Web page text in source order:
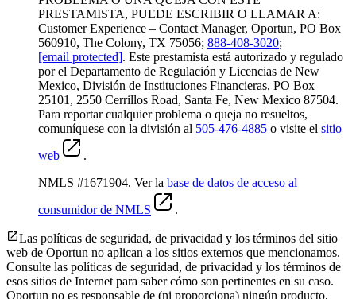
PRESTAMISTA, PUEDE ESCRIBIR O LLAMAR A:
Customer Experience – Contact Manager, Oportun, PO Box
560910, The Colony, TX 75056; 888-408-3020;
[email protected]. Este prestamista está autorizado y regulado
por el Departamento de Regulación y Licencias de New
Mexico, División de Instituciones Financieras, PO Box
25101, 2550 Cerrillos Road, Santa Fe, New Mexico 87504.
Para reportar cualquier problema o queja no resueltos,
comuníquese con la división al 505-476-4885 o visite el sitio
web
.
NMLS #1671904. Ver la base de datos de acceso al
consumidor de NMLS
.
Las políticas de seguridad, de privacidad y los términos del sitio
web de Oportun no aplican a los sitios externos que mencionamos.
Consulte las políticas de seguridad, de privacidad y los términos de
esos sitios de Internet para saber cómo son pertinentes en su caso.
Oportun no es responsable de (ni proporciona) ningún producto,